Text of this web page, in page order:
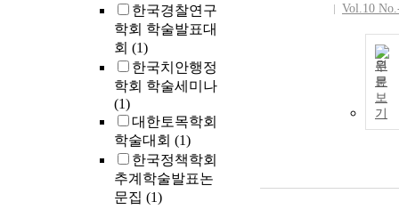
한국경찰연구
학회 학술발표대
회 (1)
한국치안행정
학회 학술세미나
(1)
대한토목학회
학술대회 (1)
한국정책학회
추계학술발표논
문집 (1)
Vol.10
원
문
보
기